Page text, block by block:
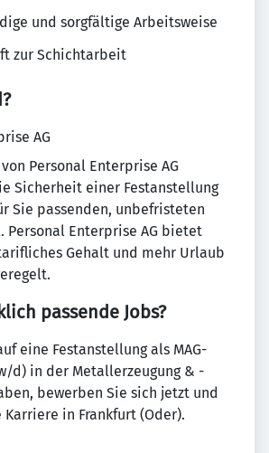
und sorgfältige Arbeitsweise
zur Schichtarbeit
AG
Personal Enterprise AG
Sicherheit einer Festanstellung
Sie passenden, unbefristeten
Personal Enterprise AG bietet
Gehalt und mehr Urlaub
passende Jobs?
eine Festanstellung als MAG-
d) in der Metallerzeugung & -
bewerben Sie sich jetzt und
in Frankfurt (Oder).